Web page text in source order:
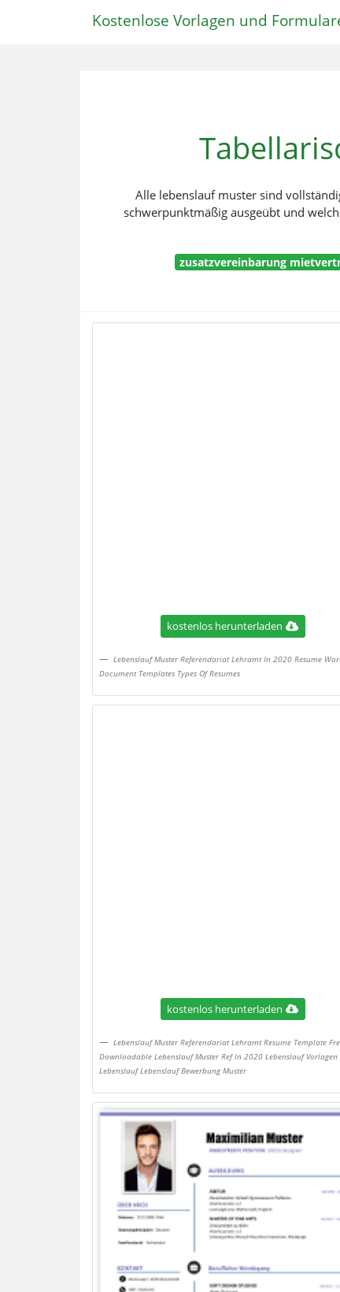
Kostenlose Vorlagen und
Alle lebenslauf muster sind
schwerpunktmäßig ausgeübt und
zusatzvereinbarung
kostenlos herunterladen
Lebenslauf Muster Referendariat Lehramt In 2020 Resume
Document Templates Types Of Resumes
kostenlos herunterladen
Lebenslauf Muster Referendariat Lehramt Resume Template
Downloadable Lebenslauf Muster Ref In 2020 Lebenslauf Vorlagen
Lebenslauf Lebenslauf Bewerbung Muster